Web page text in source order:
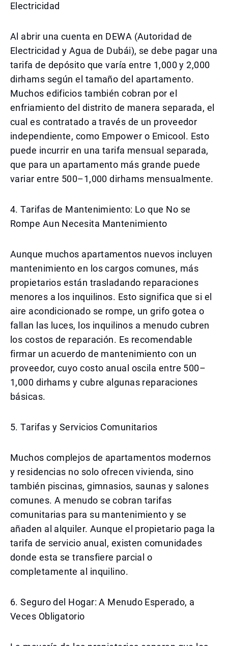
Electricidad
Al abrir una cuenta en DEWA (Autoridad de
Electricidad y Agua de Dubái), se debe pagar una
tarifa de depósito que varía entre 1,000 y 2,000
dirhams según el tamaño del apartamento.
Muchos edificios también cobran por el
enfriamiento del distrito de manera separada, el
cual es contratado a través de un proveedor
independiente, como Empower o Emicool. Esto
puede incurrir en una tarifa mensual separada,
que para un apartamento más grande puede
variar entre 500–1,000 dirhams mensualmente.
4. Tarifas de Mantenimiento: Lo que No se
Rompe Aun Necesita Mantenimiento
Aunque muchos apartamentos nuevos incluyen
mantenimiento en los cargos comunes, más
propietarios están trasladando reparaciones
menores a los inquilinos. Esto significa que si el
aire acondicionado se rompe, un grifo gotea o
fallan las luces, los inquilinos a menudo cubren
los costos de reparación. Es recomendable
firmar un acuerdo de mantenimiento con un
proveedor, cuyo costo anual oscila entre 500–
1,000 dirhams y cubre algunas reparaciones
básicas.
5. Tarifas y Servicios Comunitarios
Muchos complejos de apartamentos modernos
y residencias no solo ofrecen vivienda, sino
también piscinas, gimnasios, saunas y salones
comunes. A menudo se cobran tarifas
comunitarias para su mantenimiento y se
añaden al alquiler. Aunque el propietario paga la
tarifa de servicio anual, existen comunidades
donde esta se transfiere parcial o
completamente al inquilino.
6. Seguro del Hogar: A Menudo Esperado, a
Veces Obligatorio